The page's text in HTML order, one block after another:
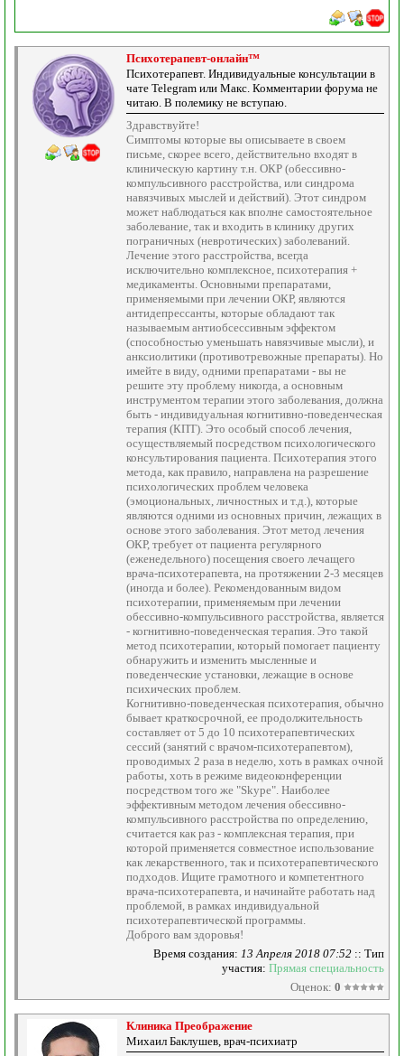
Психотерапевт-онлайн™
Психотерапевт. Индивидуальные консультации в
чате Telegram или Макс. Комментарии форума не
читаю. В полемику не вступаю.
Здравствуйте!
Симптомы которые вы описываете в своем
письме, скорее всего, действительно входят в
клиническую картину т.н. ОКР (обессивно-
компульсивного расстройства, или синдрома
навязчивых мыслей и действий). Этот синдром
может наблюдаться как вполне самостоятельное
заболевание, так и входить в клинику других
пограничных (невротических) заболеваний.
Лечение этого расстройства, всегда
исключительно комплексное, психотерапия +
медикаменты. Основными препаратами,
применяемыми при лечении ОКР, являются
антидепрессанты, которые обладают так
называемым антиобсессивным эффектом
(способностью уменьшать навязчивые мысли), и
анксиолитики (противотревожные препараты). Но
имейте в виду, одними препаратами - вы не
решите эту проблему никогда, а основным
инструментом терапии этого заболевания, должна
быть - индивидуальная когнитивно-поведенческая
терапия (КПТ). Это особый способ лечения,
осуществляемый посредством психологического
консультирования пациента. Психотерапия этого
метода, как правило, направлена на разрешение
психологических проблем человека
(эмоциональных, личностных и т.д.), которые
являются одними из основных причин, лежащих в
основе этого заболевания. Этот метод лечения
ОКР, требует от пациента регулярного
(еженедельного) посещения своего лечащего
врача-психотерапевта, на протяжении 2-3 месяцев
(иногда и более). Рекомендованным видом
психотерапии, применяемым при лечении
обессивно-компульсивного расстройства, является
- когнитивно-поведенческая терапия. Это такой
метод психотерапии, который помогает пациенту
обнаружить и изменить мысленные и
поведенческие установки, лежащие в основе
психических проблем.
Когнитивно-поведенческая психотерапия, обычно
бывает краткосрочной, ее продолжительность
составляет от 5 до 10 психотерапевтических
сессий (занятий с врачом-психотерапевтом),
проводимых 2 раза в неделю, хоть в рамках очной
работы, хоть в режиме видеоконференции
посредством того же "Skype". Наиболее
эффективным методом лечения обессивно-
компульсивного расстройства по определению,
считается как раз - комплексная терапия, при
которой применяется совместное использование
как лекарственного, так и психотерапевтического
подходов. Ищите грамотного и компетентного
врача-психотерапевта, и начинайте работать над
проблемой, в рамках индивидуальной
психотерапевтической программы.
Доброго вам здоровья!
Время создания: 13 Апреля 2018 07:52 :: Тип
участия: Прямая специальность
Оценок: 0
Клиника Преображение
Михаил Баклушев, врач-психиатр